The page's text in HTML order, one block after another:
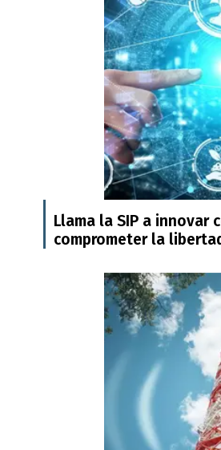
Llama la SIP a innovar
comprometer la